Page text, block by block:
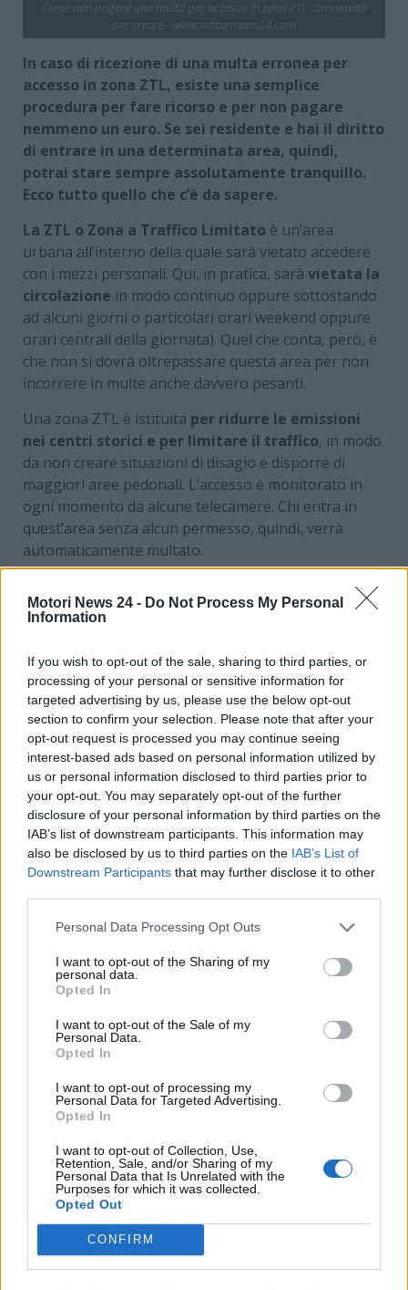
Motori News 24 - Do Not Process My Personal
Information
If you wish to opt-out of the sale, sharing to third parties, or
processing of your personal or sensitive information for
targeted advertising by us, please use the below opt-out
section to confirm your selection. Please note that after your
opt-out request is processed you may continue seeing
interest-based ads based on personal information utilized by
us or personal information disclosed to third parties prior to
your opt-out. You may separately opt-out of the further
disclosure of your personal information by third parties on the
IAB’s list of downstream participants. This information may
also be disclosed by us to third parties on the IAB’s List of
Downstream Participants that may further disclose it to other
Personal Data Processing Opt Outs
I want to opt-out of the Sharing of my
personal data.
Opted In
I want to opt-out of the Sale of my
Personal Data.
Opted In
I want to opt-out of processing my
Personal Data for Targeted Advertising.
Opted In
I want to opt-out of Collection, Use,
Retention, Sale, and/or Sharing of my
Personal Data that Is Unrelated with the
Purposes for which it was collected.
Opted Out
CONFIRM
In caso di ricezione di una multa erronea per
accesso in zona ZTL, esiste una semplice
procedura per fare ricorso e per non pagare
nemmeno un euro. Se sei residente e hai il diritto
di entrare in una determinata area, quindi,
potrai stare sempre assolutamente tranquillo.
Ecco tutto quello che c’è da sapere.
La ZTL o Zona a Traffico Limitato è un’area
urbana all’interno della quale sarà vietato accedere
con i mezzi personali. Qui, in pratica, sarà vietata la
circolazione in modo continuo oppure sottostando
ad alcuni giorni o particolari orari weekend oppure
orari centrali della giornata). Quel che conta, però, è
che non si dovrà oltrepassare questa area per non
incorrere in multe anche davvero pesanti.
Una zona ZTL è istituita per ridurre le emissioni
nei centri storici e per limitare il traffico, in modo
da non creare situazioni di disagio e disporre di
maggiori aree pedonali. L’accesso è monitorato in
ogni momento da alcune telecamere. Chi entra in
quest’area senza alcun permesso, quindi, verrà
automaticamente multato.
Alcuni mezzi pubblici
o i residenti potranno ricevere esenzioni e,
per i vigli del fuoco e per altri mezzi di soccorso. In
alcuni casi anche i taxi potranno beneficiare di
permessi speciali.
Multa ZTL ricevuta da
residente? Il metodo per fare
ricorso contro le sanzioni
ingiuste
erronea a casa di una multa non dovuta per
accesso in zona ZTL? Se sei residente in quell’area e
hai ricevuto una multa ingiusta, ecco il procedimento
da mettere in pratica per non pagare la sanzione.